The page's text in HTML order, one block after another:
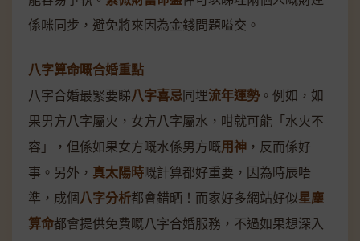
係咪同步，避免將來因為金錢問題嗌交。
八字算命嘅合婚重點
八字合婚最緊要睇八字喜忌同埋流年運勢 。例如，如
果男方八字屬火，女方八字屬水，咁就可能「水火不
容」，但係如果女方嘅水係男方嘅用神 ，反而係好
事。另外， 真太陽時嘅計算都好重要，因為時辰唔
準，成個八字分析都會錯晒！而家好多網站好似星塵
算命都會提供免費嘅八字合婚服務，不過如果想深入